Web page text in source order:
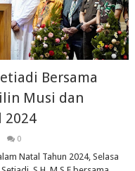
Bersama
Musi dan
2024
0
Natal Tahun 2024, Selasa